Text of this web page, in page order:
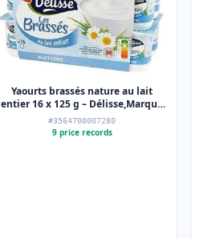
Yaourts brassés nature au lait
entier 16 x 125 g – Délisse,Marque
Repère – 2 Kg
#3564700007280
9 price records